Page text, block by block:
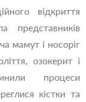
відкриття
представників
мамут і носоріг
озокерит і
процеси
кістки та